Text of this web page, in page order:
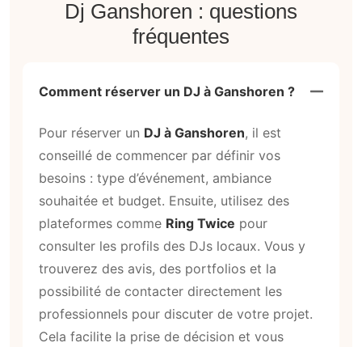
Dj Ganshoren : questions
fréquentes
Comment réserver un DJ à Ganshoren ?
Pour réserver un DJ à Ganshoren, il est
conseillé de commencer par définir vos
besoins : type d’événement, ambiance
souhaitée et budget. Ensuite, utilisez des
plateformes comme Ring Twice pour
consulter les profils des DJs locaux. Vous y
trouverez des avis, des portfolios et la
possibilité de contacter directement les
professionnels pour discuter de votre projet.
Cela facilite la prise de décision et vous